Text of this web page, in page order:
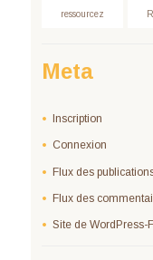
ressourcez
Meta
Inscription
Connexion
Flux des
Flux des
Site de WordPress-